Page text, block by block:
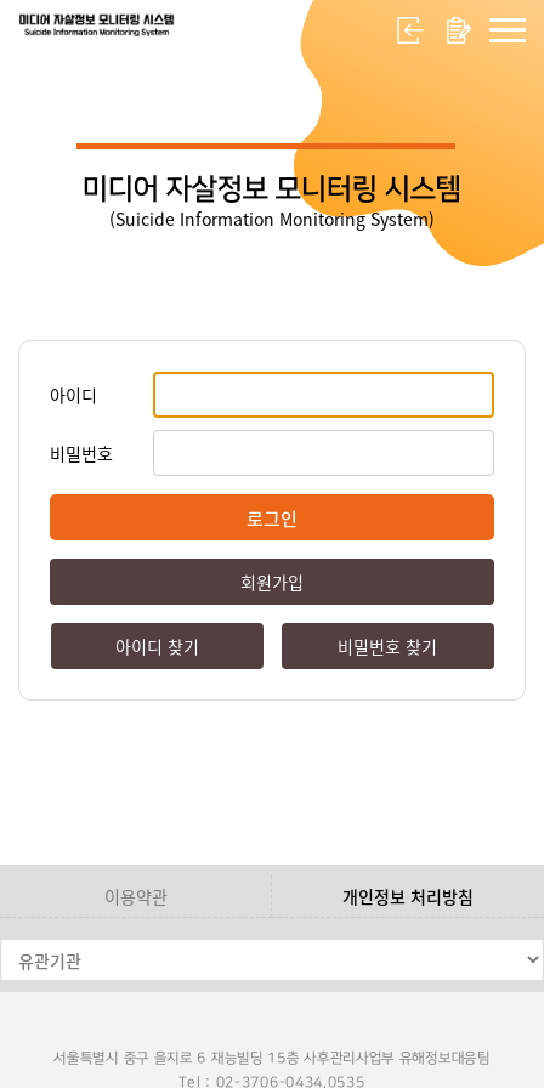
미디어 자살정보 모니터링 시스템
(Suicide Information Monitoring System)
아이디
비밀번호
로그인
회원가입
아이디 찾기 비밀번호 찾기
이용약관 개인정보 처리방침
서울특별시 중구 을지로 6 재능빌딩 15층 사후관리사업부 유해정보대응팀
Tel : 02-3706-0434,0535